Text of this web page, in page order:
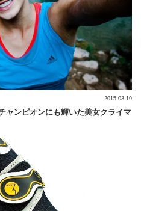
ャンピオンにも輝いた美女クライマ
2015.03.19